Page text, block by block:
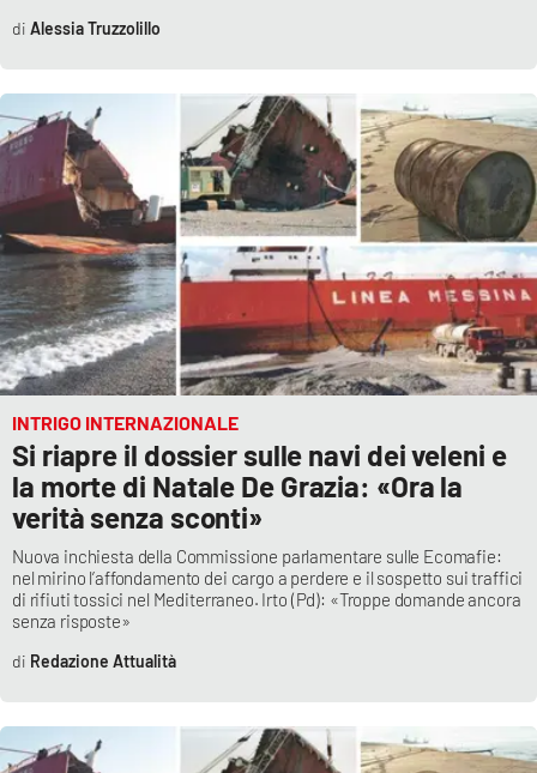
Vibo Valentia
Reggio Calabria
Cosenza
Lamezia Terme
PROGETTI
SPECIALI
Buona Sanità Calabria
LA
CALABRIAVISIONE
Destinazioni
Eventi
Food
Alessia Truzzolillo
INTRIGO INTERNAZIONALE
Si riapre il dossier sulle navi dei veleni e
la morte di Natale De Grazia: «Ora la
verità senza sconti»
Nuova inchiesta della Commissione parlamentare sulle Ecomafie:
nel mirino l’affondamento dei cargo a perdere e il sospetto sui traffici
di rifiuti tossici nel Mediterraneo. Irto (Pd): «Troppe domande ancora
senza risposte»
Redazione Attualità